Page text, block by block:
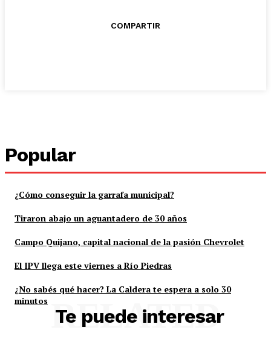
COMPARTIR
Popular
¿Cómo conseguir la garrafa municipal?
Tiraron abajo un aguantadero de 30 años
Campo Quijano, capital nacional de la pasión Chevrolet
El IPV llega este viernes a Río Piedras
¿No sabés qué hacer? La Caldera te espera a solo 30
minutos
Te puede interesar
RELATED